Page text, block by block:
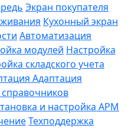
Экран покупателя
Кухонный экран
Автоматизация
модулей Настройка
складского учета
Адаптация
и настройка APM
Техподдержка